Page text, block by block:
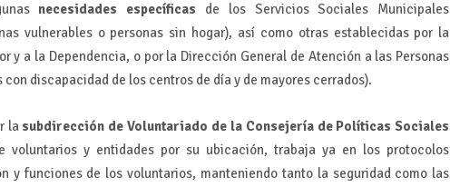
necesidades específicas de los Servicios Sociales Municipales
vulnerables o personas sin hogar), así como otras establecidas por la
y a la Dependencia, o por la Dirección General de Atención a las Personas
discapacidad de los centros de día y de mayores cerrados).
la subdirección de Voluntariado de la Consejería de Políticas Sociales
voluntarios y entidades por su ubicación, trabaja ya en los protocolos
y funciones de los voluntarios, manteniendo tanto la seguridad como las